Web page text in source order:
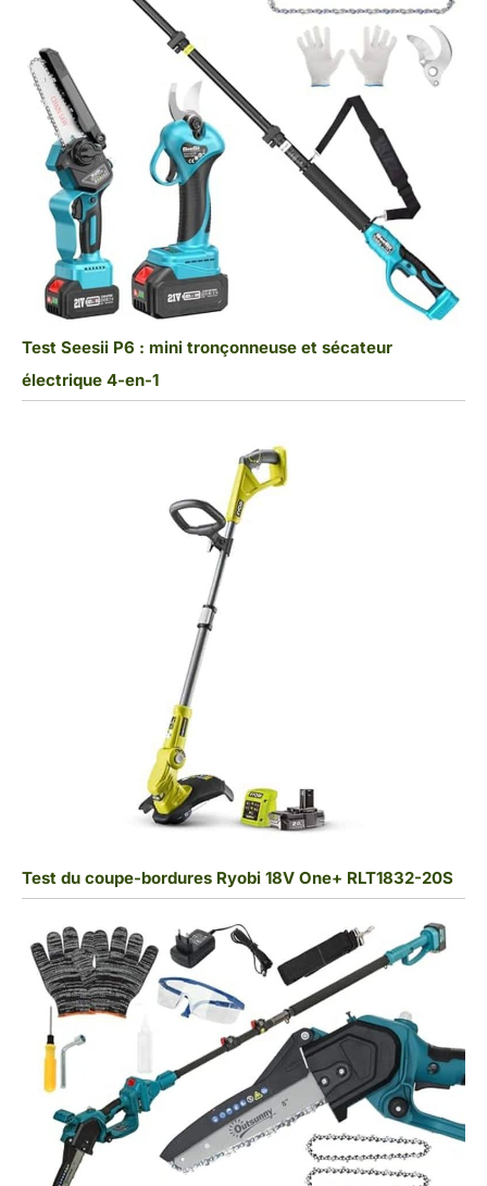
Test Seesii P6 : mini tronçonneuse et sécateur
électrique 4-en-1
Test du coupe-bordures Ryobi 18V One+ RLT1832-20S